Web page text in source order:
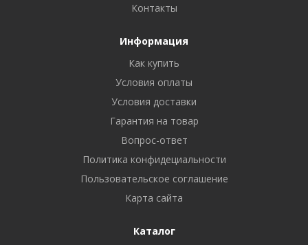
Контакты
Информация
Как купить
Условия оплаты
Условия доставки
Гарантия на товар
Вопрос-ответ
Политика конфидециальности
Пользовательское соглашение
Карта сайта
Каталог